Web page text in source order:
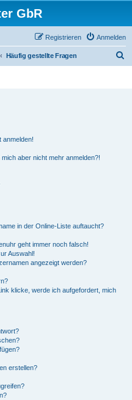
GbR
Anmelden
Registrieren
Häufig gestellte Fragen
anmelden!
aber nicht mehr anmelden?!
in der Online-Liste auftaucht?
geht immer noch falsch!
Auswahl!
angezeigt werden?
klicke, werde ich aufgefordert, mich
erstellen?